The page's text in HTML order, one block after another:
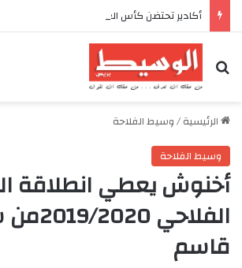
بحث عن
الرئيسية/وسيط الفلاحة
وسيط الفلاحة
أخنوش يعطي انطلاقة
الفلاحي
قاسم